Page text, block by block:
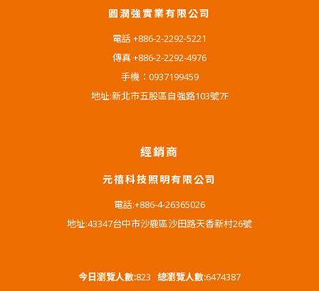
圓潤強實業有限公司
電話 +886-2-2292-5221
傳真 +886-2-2292-4976
手機：0937199459
地址:新北市五股區自強路103號7F
經銷商
元禧科技照明有限公司
電話:+886-4-26365026
地址:43347台中市沙鹿區沙田路天香新村26號
今日瀏覽人數:823 總瀏覽人數:6474387